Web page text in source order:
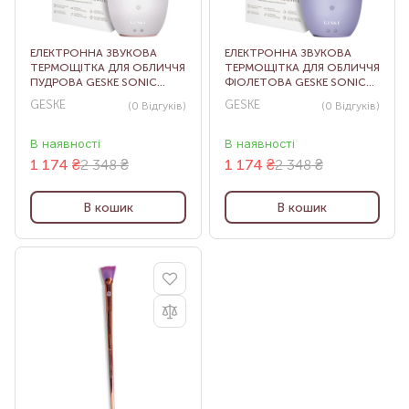
ЕЛЕКТРОННА ЗВУКОВА
ТЕРМОЩІТКА ДЛЯ ОБЛИЧЧЯ
ПУДРОВА GESKE SONIC
THERMO FACIAL BRUSH 6 IN
1 STARLIGHT
GESKE (0 Відгуків)
В наявності
2 348 ₴
1 174 ₴
В кошик
ЕЛЕКТРОННА ЗВУКОВА
ТЕРМОЩІТКА ДЛЯ ОБЛИЧЧЯ
ФІОЛЕТОВА GESKE SONIC
THERMO FACIAL BRUSH 6 IN
1 PURPLE
GESKE (0 Відгуків)
В наявності
2 348 ₴
1 174 ₴
В кошик